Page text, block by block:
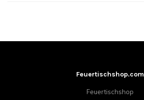
Feuertischshop.com
Feuertischshop